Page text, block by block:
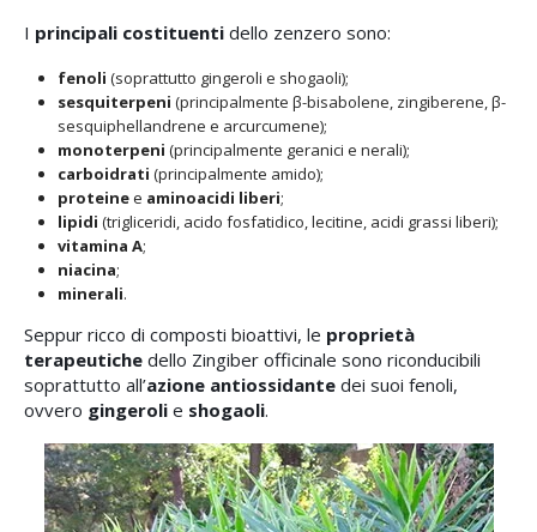
I principali costituenti dello zenzero sono:
fenoli (soprattutto gingeroli e shogaoli);
sesquiterpeni (principalmente β-bisabolene, zingiberene, β-
sesquiphellandrene e arcurcumene);
monoterpeni (principalmente geranici e nerali);
carboidrati (principalmente amido);
proteinee aminoacidi liberi;
lipidi (trigliceridi, acido fosfatidico, lecitine, acidi grassi liberi);
vitamina A;
niacina;
minerali.
Seppur ricco di composti bioattivi, le proprietà
terapeutiche dello Zingiber officinale sono riconducibili
soprattutto all’azione antiossidante dei suoi fenoli,
ovvero gingeroli e shogaoli.